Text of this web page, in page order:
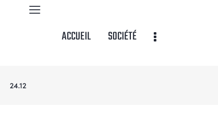
ACCUEIL SOCIÉTÉ
24.12